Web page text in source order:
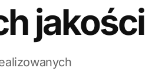
jakości